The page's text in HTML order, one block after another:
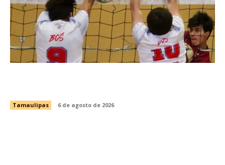
Tamaulipas 6 de agosto de 2026